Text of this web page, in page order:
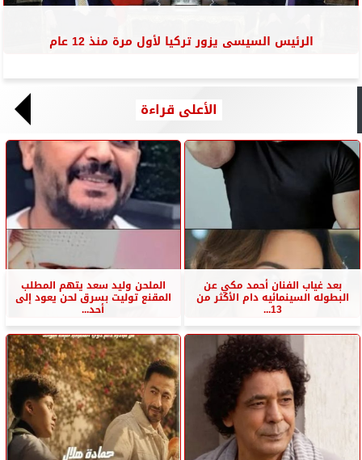
الرئيس السيسى يزور تركيا لأول مرة منذ 12 عام
الأعلى قراءة
بعد غياب الفنان أحمد مكي عن
البطوله السينمائيه دام الأكثر من
13...
الملحن وليد سعد يتهم المطلب
المقنع توليت بسرق لحن يعود إلى
أحد...